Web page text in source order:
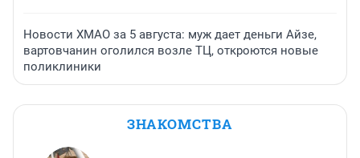
Новости ХМАО за 5 августа: муж дает деньги Айзе,
вартовчанин оголился возле ТЦ, откроются новые
поликлиники
ЗНАКОМСТВА